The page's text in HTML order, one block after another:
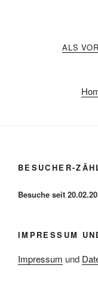
ALS
BESUCHER-
Besuche seit
IMPRESSUM
Impressum und